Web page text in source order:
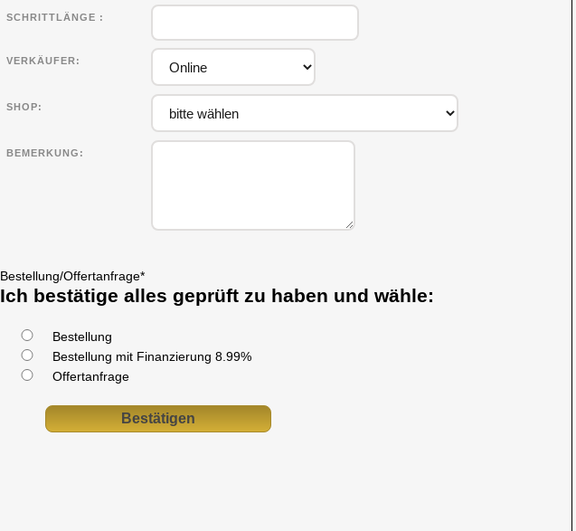
SCHRITTLÄNGE
VERKÄUFER
SHOP
BEMERKUNG
Bestellung/Offertanfrage*
Ich bestätige alles geprüft zu haben und wähle:
Bestellung
Bestellung mit Finanzierung 8.99%
Offertanfrage